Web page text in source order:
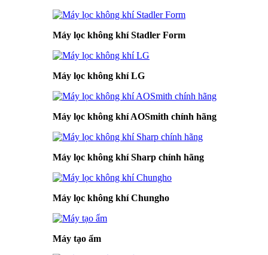
Máy lọc không khí Stadler Form
Máy lọc không khí LG
Máy lọc không khí AOSmith chính hãng
Máy lọc không khí Sharp chính hãng
Máy lọc không khí Chungho
Máy tạo ẩm